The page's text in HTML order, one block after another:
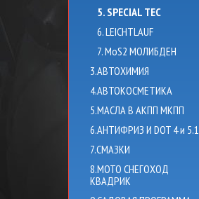
5. SPECIAL TEC
6. LEICHTLAUF
7. MoS2 МОЛИБДЕН
3.АВТОХИМИЯ
4.АВТОКОСМЕТИКА
5.МАСЛА В АКПП МКПП
6.АНТИФРИЗ И DOT 4 и 5.1
7.СМАЗКИ
8.МОТО СНЕГОХОД
КВАДРИК